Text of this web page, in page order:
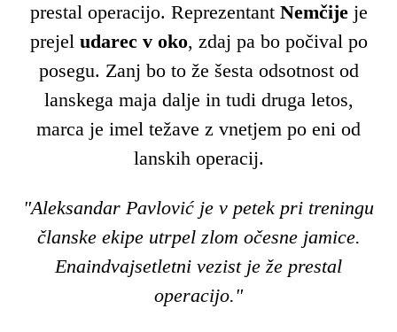
prestal operacijo. Reprezentant Nemčije je
prejel udarec v oko, zdaj pa bo počival po
posegu. Zanj bo to že šesta odsotnost od
lanskega maja dalje in tudi druga letos,
marca je imel težave z vnetjem po eni od
lanskih operacij.
"Aleksandar Pavlović je v petek pri treningu
članske ekipe utrpel zlom očesne jamice.
Enaindvajsetletni vezist je že prestal
operacijo."